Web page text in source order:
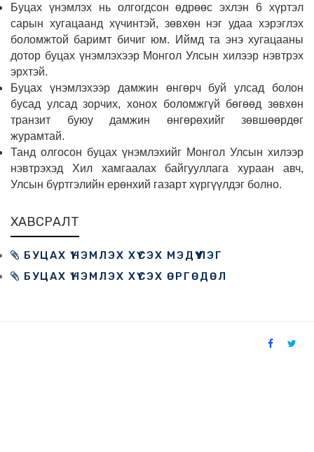
Буцах үнэмлэх нь олгогдсон өдрөөс эхлэн 6 хүртэл
сарын хугацаанд хүчинтэй, зөвхөн нэг удаа хэрэглэх
боломжтой баримт бичиг юм. Иймд та энэ хугацааны
дотор буцах үнэмлэхээр Монгол Улсын хилээр нэвтрэх
эрхтэй.
Буцах үнэмлэхээр дамжин өнгөрч буй улсад болон
бусад улсад зорчих, хонох боломжгүй бөгөөд зөвхөн
транзит буюу дамжин өнгөрөхийг зөвшөөрдөг
журамтай.
Танд олгосон буцах үнэмлэхийг Монгол Улсын хилээр
нэвтрэхэд Хил хамгаалах байгууллага хураан авч,
Улсын бүртгэлийн ерөнхий газарт хүргүүлдэг болно.
ХАВСРАЛТ
БУЦАХ ҮНЭМЛЭХ ХҮСЭХ МЭДҮҮЛЭГ
БУЦАХ ҮНЭМЛЭХ ХҮСЭХ ӨРГӨДӨЛ